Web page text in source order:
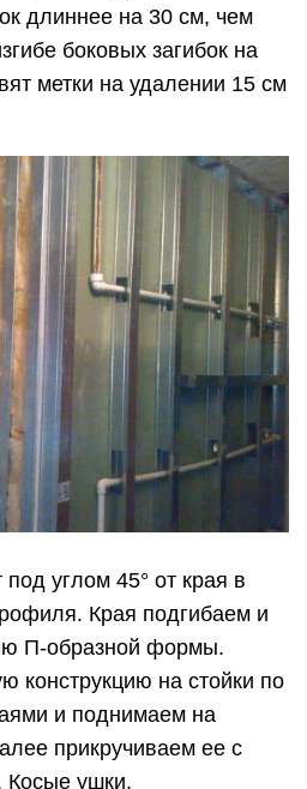
длиннее на 30 см, чем
боковых загибок на
метки на удалении 15 см
углом 45° от края в
Края подгибаем и
П-образной формы.
конструкцию на стойки по
и поднимаем на
прикручиваем ее с
ушки,